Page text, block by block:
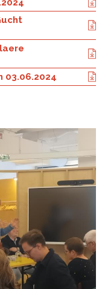
03.06.2024